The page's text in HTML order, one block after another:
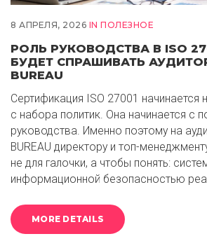
8 АПРЕЛЯ, 2026 IN ПОЛЕЗНОЕ
РОЛЬ РУКОВОДСТВА В ISO
БУДЕТ СПРАШИВАТЬ АУДИТОР
BUREAU
Сертификация ISO 27001 начинается
с набора политик. Она начинается с
руководства. Именно поэтому на
BUREAU директору и топ-
не для галочки, а чтобы понять:
информационной безопасностью
MORE DETAILS